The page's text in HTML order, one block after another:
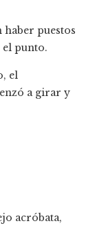
haber puestos
el punto.
el
a girar y
acróbata,